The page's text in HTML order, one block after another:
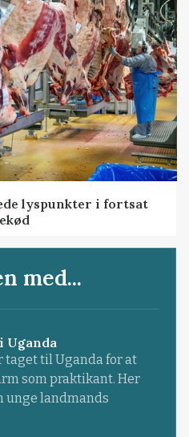
lyspunkter i fortsat
med...
Uganda
taget til Uganda for at
som praktikant. Her
unge landmands